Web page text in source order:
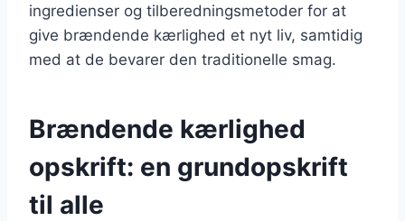
ingredienser og tilberedningsmetoder for at
give brændende kærlighed et nyt liv, samtidig
med at de bevarer den traditionelle smag.
Brændende kærlighed
opskrift: en grundopskrift
til alle